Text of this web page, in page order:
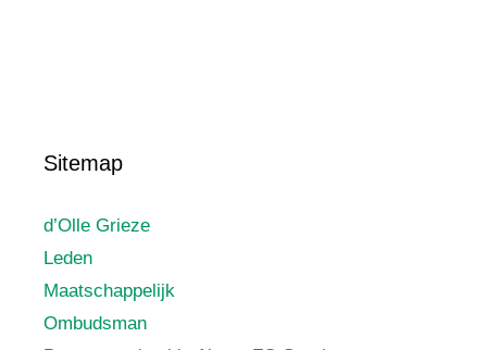
Sitemap
d’Olle Grieze
Leden
Maatschappelijk
Ombudsman